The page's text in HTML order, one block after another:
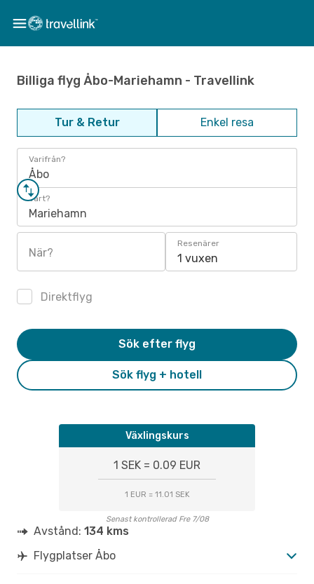
Billiga flyg Åbo-Mariehamn - Travellink
Tur & Retur Enkel resa
Varifrån?
Åbo
Vart?
Mariehamn
När?
Resenärer
1 vuxen
Direktflyg
Sök flyg + hotell
Sök efter flyg
Växlingskurs
1 SEK = 0.09 EUR
1 EUR = 11.01 SEK
Senast kontrollerad Fre 7/08
Avstånd: 134 kms
Flygplatser Åbo